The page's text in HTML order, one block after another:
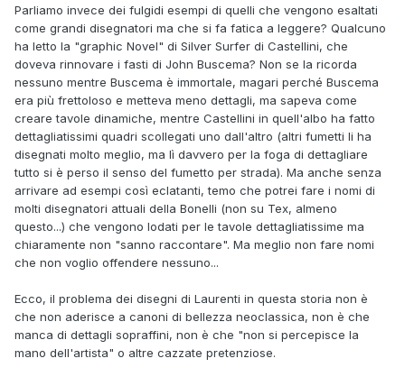
Parliamo invece dei fulgidi esempi di quelli che vengono esaltati
come grandi disegnatori ma che si fa fatica a leggere? Qualcuno
ha letto la "graphic Novel" di Silver Surfer di Castellini, che
doveva rinnovare i fasti di John Buscema? Non se la ricorda
nessuno mentre Buscema è immortale, magari perché Buscema
era più frettoloso e metteva meno dettagli, ma sapeva come
creare tavole dinamiche, mentre Castellini in quell'albo ha fatto
dettagliatissimi quadri scollegati uno dall'altro (altri fumetti li ha
disegnati molto meglio, ma lì davvero per la foga di dettagliare
tutto si è perso il senso del fumetto per strada). Ma anche senza
arrivare ad esempi così eclatanti, temo che potrei fare i nomi di
molti disegnatori attuali della Bonelli (non su Tex, almeno
questo...) che vengono lodati per le tavole dettagliatissime ma
chiaramente non "sanno raccontare". Ma meglio non fare nomi
che non voglio offendere nessuno...
Ecco, il problema dei disegni di Laurenti in questa storia non è
che non aderisce a canoni di bellezza neoclassica, non è che
manca di dettagli sopraffini, non è che "non si percepisce la
mano dell'artista" o altre cazzate pretenziose.